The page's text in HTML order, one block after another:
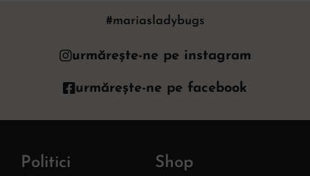
#mariasladybugs
urmărește-ne pe instagram
urmărește-ne pe facebook
Politici Shop